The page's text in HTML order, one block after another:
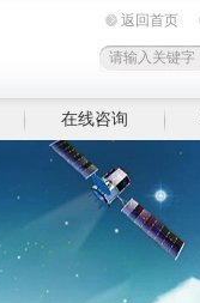
返回首页
在线咨询